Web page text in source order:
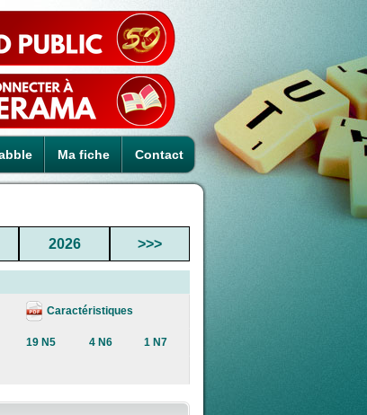
Ma fiche Contact
2026 >>>
Caractéristiques
19 N5 4 N6 1 N7